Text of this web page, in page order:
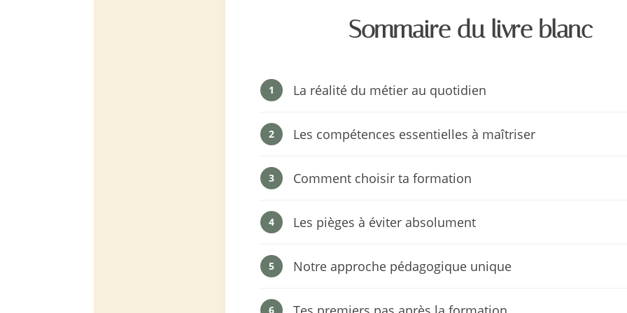
Sommaire du livre blanc
1 La réalité du métier au quotidien
2 Les compétences essentielles à maîtriser
3 Comment choisir ta formation
4 Les pièges à éviter absolument
5 Notre approche pédagogique unique
6